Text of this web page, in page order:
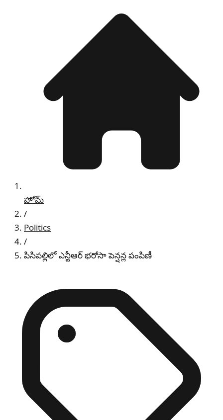
హోమ్
/
Politics
/
పిసిపల్లిలో ఎన్టీఆర్ భరోసా పెన్షన్ల పంపిణీ